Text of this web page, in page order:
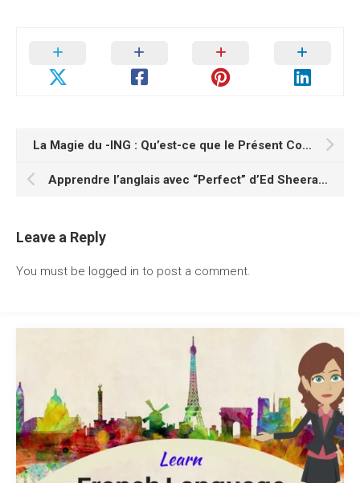
La Magie du -ING : Qu’est-ce que le Présent Continu en anglais ?
Apprendre l’anglais avec “Perfect” d’Ed Sheeran :
Leave a Reply
You must be logged in to post a comment.